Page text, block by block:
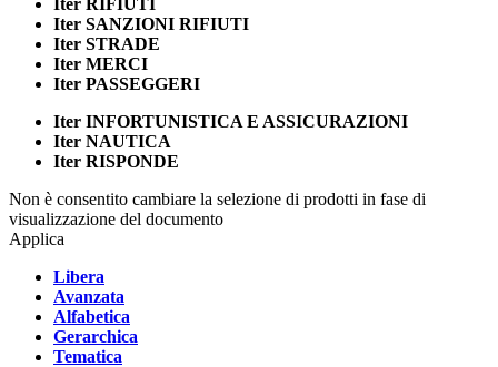
Iter RIFIUTI
Iter SANZIONI RIFIUTI
Iter STRADE
Iter MERCI
Iter PASSEGGERI
Iter INFORTUNISTICA E ASSICURAZIONI
Iter NAUTICA
Iter RISPONDE
Non è consentito cambiare la selezione di prodotti in fase di
visualizzazione del documento
Applica
Libera
Avanzata
Alfabetica
Gerarchica
Tematica